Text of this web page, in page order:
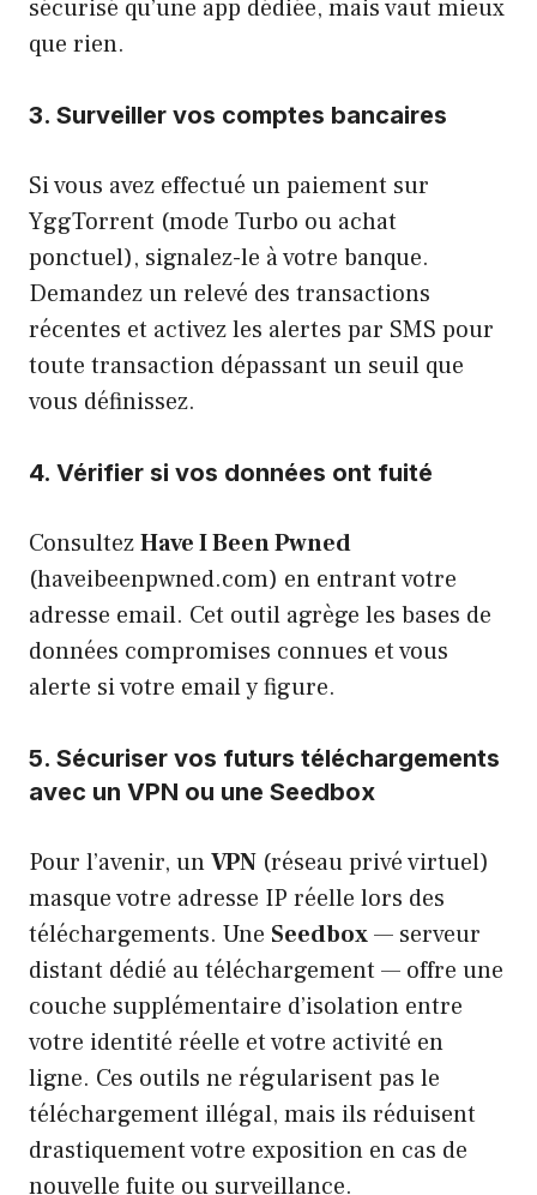
sécurisé qu’une app dédiée, mais vaut mieux
que rien.
3. Surveiller vos comptes bancaires
Si vous avez effectué un paiement sur
YggTorrent (mode Turbo ou achat
ponctuel), signalez-le à votre banque.
Demandez un relevé des transactions
récentes et activez les alertes par SMS pour
toute transaction dépassant un seuil que
vous définissez.
4. Vérifier si vos données ont fuité
ConsultezHave I Been Pwned
(haveibeenpwned.com) en entrant votre
adresse email. Cet outil agrège les bases de
données compromises connues et vous
alerte si votre email y figure.
5. Sécuriser vos futurs téléchargements
avec un VPN ou une Seedbox
Pour l’avenir, unVPN (réseau privé virtuel)
masque votre adresse IP réelle lors des
téléchargements. Une Seedbox— serveur
distant dédié au téléchargement — offre une
couche supplémentaire d’isolation entre
votre identité réelle et votre activité en
ligne. Ces outils ne régularisent pas le
téléchargement illégal, mais ils réduisent
drastiquement votre exposition en cas de
nouvelle fuite ou surveillance.